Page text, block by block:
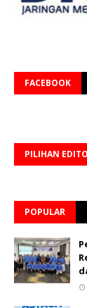
FACEBOOK
PILIHAN
POPULAR